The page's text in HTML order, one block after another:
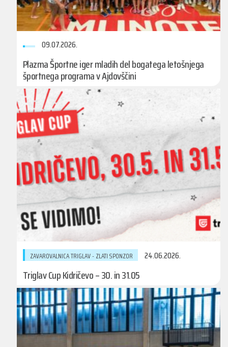
09.07.2026.
Plazma Športne iger mladih del bogatega letošnjega
športnega programa v Ajdovščini
ZAVAROVALNICA TRIGLAV - ZLATI SPONZOR 24.06.2026.
Triglav Cup Kidričevo – 30. in 31.05